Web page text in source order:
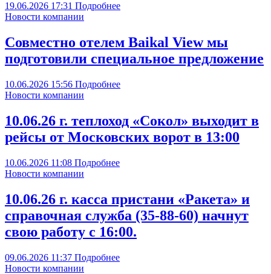
19.06.2026 17:31 Подробнее
Новости компании
Совместно отелем Baikal View мы
подготовили специальное предложение
10.06.2026 15:56 Подробнее
Новости компании
10.06.26 г. теплоход «Сокол» выходит в
рейсы от Московских ворот в 13:00
10.06.2026 11:08 Подробнее
Новости компании
10.06.26 г. касса пристани «Ракета» и
справочная служба (35-88-60) начнут
свою работу с 16:00.
09.06.2026 11:37 Подробнее
Новости компании